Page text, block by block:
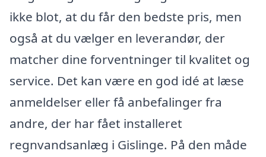
ikke blot, at du får den bedste pris, men
også at du vælger en leverandør, der
matcher dine forventninger til kvalitet og
service. Det kan være en god idé at læse
anmeldelser eller få anbefalinger fra
andre, der har fået installeret
regnvandsanlæg i Gislinge. På den måde